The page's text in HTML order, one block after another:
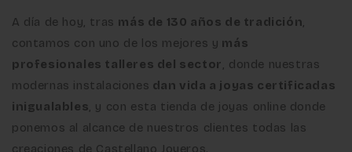
A día de hoy, tras más de 130 años de tradición,
contamos con uno de los mejores y más
profesionales talleres del sector, donde nuestras
modernas instalaciones dan vida a joyas certificadas
inigualables, y con esta tienda de joyas online donde
ponemos al alcance de nuestros clientes todas las
creaciones de Castellano Joyeros.